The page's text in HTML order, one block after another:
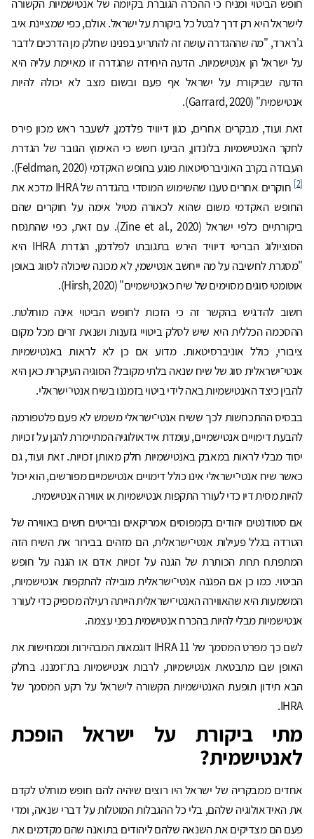
חופש הביטוי ומניח כי ההכרה הגוברת בקיומה של אנטישמיות הקשורה
לישראל היא רק דרך לבטל כל ביקורת על ישראל. אולם, כפי שמציינת איב
ג'רארד, "מה שההגדרה עושה זה להתריע בפנינו שחלק מן הדרכים לדבר
על ישראל הן אנטישמיות. הדעה היחידה שהגדרה זו מאיימת עליה היא
הדעה שביקורת על ישראל אף פעם ובשום מצב לא יכולה להיות
אנטישמית" (Garrard, 2020).
זאת ועוד, מבקרים אחרים, כגון דיוויד פלדמן, לשעבר ראש מכון פירס
לחקר האנטישמיות בלונדון, הביעו חשש כי האימוץ הגובר של הגדרת
העבודה בקרב האוניברסיטאות פוגע בחופש האקדמי (Feldman, 2020).
[2]
חוקרים אחרים טענו שהשימוש המוסדי בהגדרה של IHRA מדכא את
החופש האקדמי משום שהוא לכאורה מטיל אימה על חוקרים שהם
ביקורתיים כלפי ישראל (Zine et al., 2020). עם זאת, כפי שהתנסח
הסוציולוג הבריטי דיוויד הירש בתגובתו לפלדמן, הגדרת IHRA היא
"מסגרת לחשיבה על מה ייחשב אנטישמי, לא מכונה שיכולה לסווג באופן
אוטומטי סוגים מסוימים של שיח כאנטישמיים" (Hirsh, 2020).
חשוב להדגיש בהקשר זה כי הזכות לחופש הביטוי אינה מוחלטת.
ההסכמה הכללית היא שיש לסלק ביטויי גזענות ושנאת זרים מכל מקום
ציבורי, כולל אוניברסיטאות. מדוע אם כן לא לראות באנטישמיות
אנטי־ישראלית סוג של שיח שנאה בלתי מקובל? הסוגיה העיקרית כאן היא
להבין כיצד האנטישמיות באה לידי ביטוי בזמננו בשיח אנטי־ישראלי.
בבסיס ההתכחשות לכך ששיח אנטי־ישראלי משמש לא פעם פלטפורמה
להבעת דימויים אנטישמיים, עומדת אידאולוגיה המתיימרת להגן על זכויות
יסוד מבלי לראות במאבק באנטישמיות חלק מאותן זכויות. זאת ועוד, גם
כאשר שיח אנטי־ישראלי אינו כולל דימויים אנטישמיים מפורשים, הוא יכול
להיות מסית דיו כדי לעורר התקפות אנטישמיות או אווירה אנטישמית.
אם סטודנטים יהודים בקמפוסים אמריקאים ובריטים חשים באווירה של
הטרדה בגלל פעילות אנטי־ישראלית, הם מזהים בבירור את השיח הזה
המתפתח תחת הכותרת של הגנה על זכויות אדם או הגנה על חופש
הביטוי. כמו כן אם הפגנה אנטי־ישראלית מובילה להתקפות אנטישמיות,
המשמעות היא שהאווירה האנטי־ישראלית הייתה רעילה מספיק כדי לעורר
אנטישמיות מבלי להיות בהכרח אנטישמית בפני עצמה.
לשם כך מפרט המסמך של IHRA 11 דוגמאות המבהירות וממחישות את
האופן שבו מתבטאת אנטישמיות, לרבות אנטישמיות בת־זמננו. בחלק
הבא תידון תופעת האנטישמיות הקשורה לישראל על רקע המסמך של
IHRA.
מתי ביקורת על ישראל הופכת
לאנטישמית?
אחדים ממבקריה של ישראל היו רוצים שיהיה להם חופש מוחלט לקדם
את האידאולוגיה שלהם, בלי כל ההגבלות המוטלות על דברי שנאה, ומדי
פעם הם מצדיקים את השנאה שלהם ליהודים בתואנה שהם מקדמים את